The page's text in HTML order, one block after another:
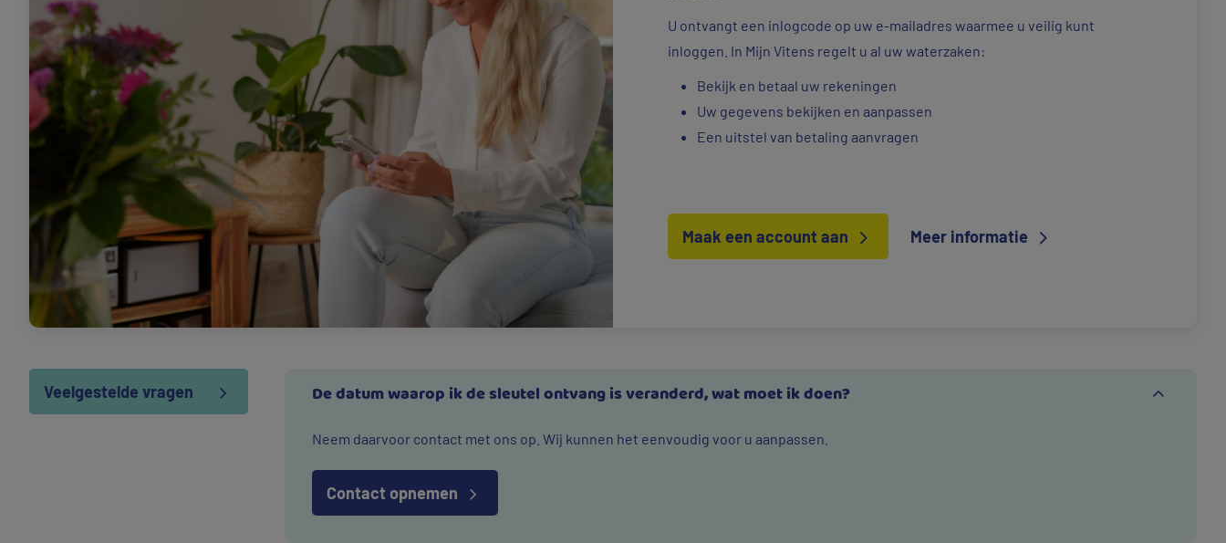
U ontvangt een inlogcode op uw e-mailadres waarmee u veilig kunt
inloggen. In Mijn Vitens regelt u al uw waterzaken:
Bekijk en betaal uw rekeningen
Uw gegevens bekijken en aanpassen
Een uitstel van betaling aanvragen
Maak een account aan Meer informatie
Veelgestelde vragen De datum waarop ik de sleutel ontvang is veranderd, wat moet ik doen?
Neem daarvoor contact met ons op. Wij kunnen het eenvoudig voor u aanpassen.
Contact opnemen